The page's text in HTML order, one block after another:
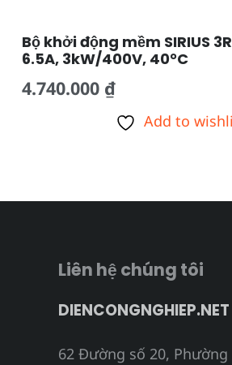
Bộ khởi động mềm SIRIUS
6.5A, 3kW/400V, 40°C
4.740.000 ₫
Add to
Liên hệ chúng tôi
DIENCONGNGHIEP.NET
62 Đường số 20, Phường